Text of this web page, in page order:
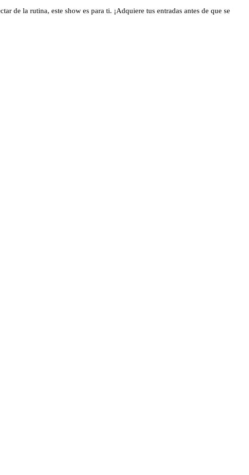
de la rutina, este show es para ti. ¡Adquiere tus entradas antes de que se